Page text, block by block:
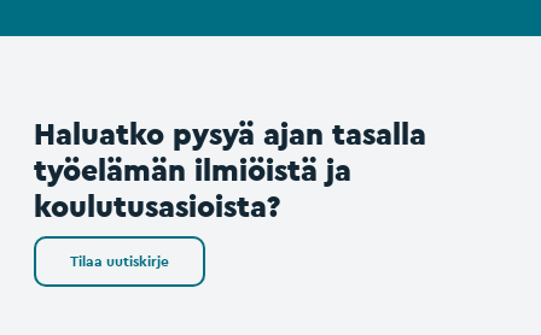
Haluatko pysyä ajan tasalla
työelämän ilmiöistä ja
koulutusasioista?
Tilaa uutiskirje